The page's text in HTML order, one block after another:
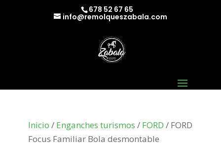
678 52 67 65
info@remolqueszabala.com
Inicio / Enganches turismos / FORD / FORD
Focus Familiar Bola desmontable